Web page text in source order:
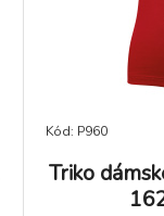
Kód: P960
Triko